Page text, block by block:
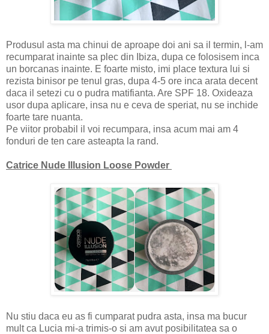
Produsul asta ma chinui de aproape doi ani sa il termin, l-am
recumparat inainte sa plec din Ibiza, dupa ce folosisem inca
un borcanas inainte. E foarte misto, imi place textura lui si
rezista binisor pe tenul gras, dupa 4-5 ore inca arata decent
daca il setezi cu o pudra matifianta. Are SPF 18. Oxideaza
usor dupa aplicare, insa nu e ceva de speriat, nu se inchide
foarte tare nuanta.
Pe viitor probabil il voi recumpara, insa acum mai am 4
fonduri de ten care asteapta la rand.
Catrice Nude Illusion Loose Powder
Nu stiu daca eu as fi cumparat pudra asta, insa ma bucur
mult ca Lucia mi-a trimis-o si am avut posibilitatea sa o